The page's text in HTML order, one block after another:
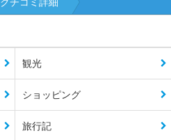
クチコミ詳細
観光
ショッピング
旅行記